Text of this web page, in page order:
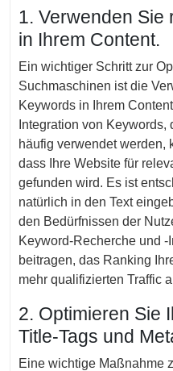
1. Verwenden Sie
in Ihrem Content.
Ein wichtiger Schritt zur
Suchmaschinen ist die
Keywords in Ihrem
Integration von
häufig verwendet werden,
dass Ihre Website für
gefunden wird. Es ist
natürlich in den Text
den Bedürfnissen der
Keyword-Recherche und
beitragen, das Ranking
mehr qualifizierten Traffic
2. Optimieren Sie
Title-Tags und
Eine wichtige Maßnahme